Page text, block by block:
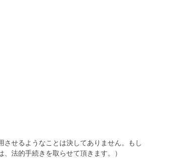
せるようなことは決してありません。もし
法的手続きを取らせて頂きます。）